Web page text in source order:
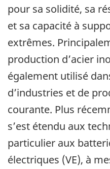
pour sa solidité, sa
et sa capacité à
extrêmes.
production d’acier
également utilisé
d’industries et de
courante. Plus
s’est étendu aux
particulier aux
électriques (VE), à